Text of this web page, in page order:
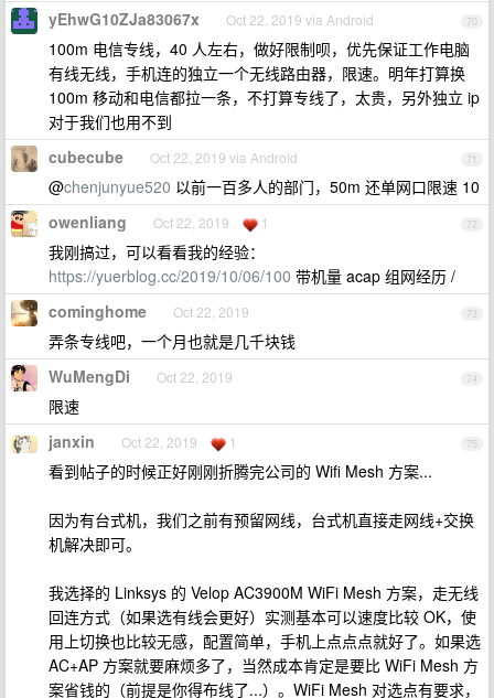
70
yEhwG10ZJa83067x Oct 22, 2019 via Android
100m 电信专线，40 人左右，做好限制呗，优先保证工作电脑
有线无线，手机连的独立一个无线路由器，限速。明年打算换
100m 移动和电信都拉一条，不打算专线了，太贵，另外独立 ip
对于我们也用不到
71
cubecube Oct 22, 2019 via Android
@chenjunyue520 以前一百多人的部门，50m 还单网口限速 10
72
owenliang Oct 22, 2019 1
我刚搞过，可以看看我的经验：
https://yuerblog.cc/2019/10/06/100 带机量 acap 组网经历 /
73
cominghome Oct 22, 2019
弄条专线吧，一个月也就是几千块钱
74
WuMengDi Oct 22, 2019
限速
75
janxin Oct 22, 2019 1
看到帖子的时候正好刚刚折腾完公司的 Wifi Mesh 方案...
因为有台式机，我们之前有预留网线，台式机直接走网线+交换
机解决即可。
我选择的 Linksys 的 Velop AC3900M WiFi Mesh 方案，走无线
回连方式（如果选有线会更好）实测基本可以速度比较 OK，使
用上切换也比较无感，配置简单，手机上点点点就好了。如果选
AC+AP 方案就要麻烦多了，当然成本肯定是要比 WiFi Mesh 方
案省钱的（前提是你得布线了...）。WiFi Mesh 对选点有要求，